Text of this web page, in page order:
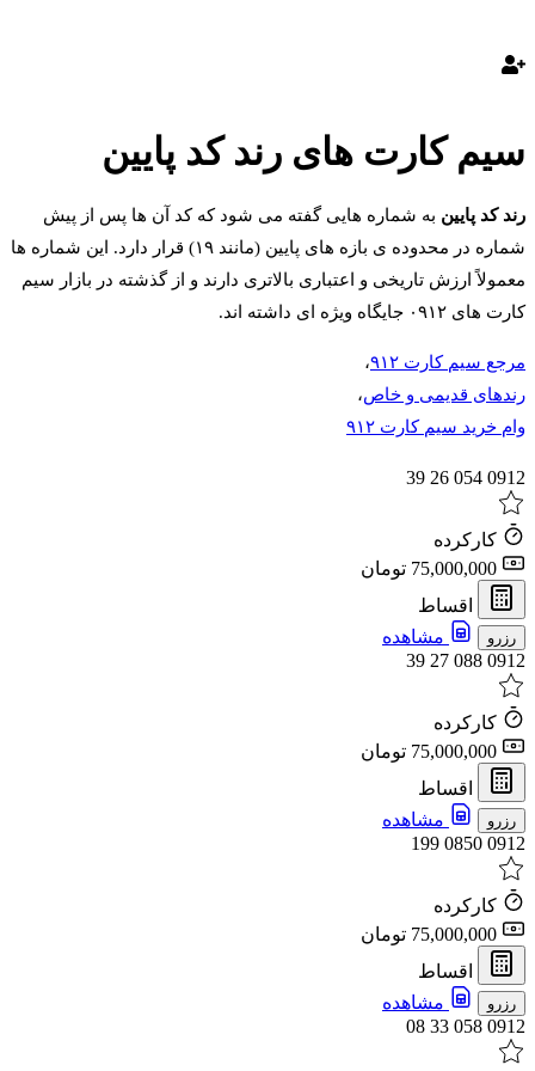
سیم کارت های رند کد پایین
رند کد پایین به شماره هایی گفته می شود که کد آن ها پس از پیش
شماره در محدوده ی بازه های پایین (مانند ۱۹) قرار دارد. این شماره ها
معمولاً ارزش تاریخی و اعتباری بالاتری دارند و از گذشته در بازار سیم
کارت های ۰۹۱۲ جایگاه ویژه ای داشته اند.
مرجع سیم کارت ۹۱۲
،
رندهای قدیمی و خاص،
وام خرید سیم کارت ۹۱۲
0912 054 26 39
کارکرده
اقساط
رزرو
مشاهده
0912 088 27 39
کارکرده
اقساط
رزرو
مشاهده
0912 0850 199
کارکرده
اقساط
رزرو
مشاهده
0912 058 33 08